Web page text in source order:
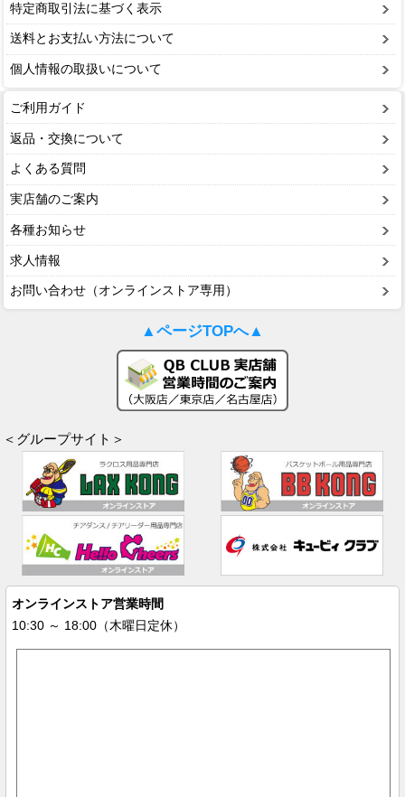
特定商取引法に基づく表示
送料とお支払い方法について
個人情報の取扱いについて
ご利用ガイド
返品・交換について
よくある質問
実店舗のご案内
各種お知らせ
求人情報
お問い合わせ（オンラインストア専用）
▲ページTOPへ▲
＜グループサイト＞
オンラインストア営業時間
10:30 ～ 18:00（木曜日定休）